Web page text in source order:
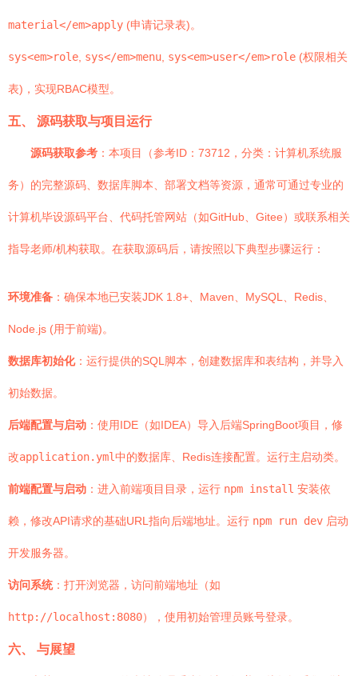
material</em>apply (申请记录表)。
sys<em>role sys</em>menu sys<em>user</em>role (权限相关
表)，实现RBAC模型。
五、 源码获取与项目运行
源码获取参考 ：本项目（参考ID：73712，分类：计算机系统服
务）的完整源码、数据库脚本、部署文档等资源，通常可通过专业的
计算机毕设源码平台、代码托管网站（如GitHub、Gitee）或联系相关
指导老师/机构获取。在获取源码后，请按照以下典型步骤运行：
环境准备 ：确保本地已安装JDK 1.8+、Maven、MySQL、Redis、
Node.js (用于前端)。
数据库初始化：运行提供的SQL脚本，创建数据库和表结构，并导入
初始数据。
后端配置与启动 ：使用IDE（如IDEA）导入后端SpringBoot项目，修
改application.yml中的数据库、Redis连接配置。运行主启动类。
前端配置与启动 ：进入前端项目目录，运行 npm install 安装依
赖，修改API请求的基础URL指向后端地址。运行 npm run dev 启动
开发服务器。
访问系统：打开浏览器，访问前端地址（如
http://localhost:8080），使用初始管理员账号登录。
六、 与展望